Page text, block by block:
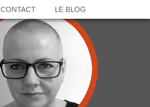
CONTACT LE BLOG